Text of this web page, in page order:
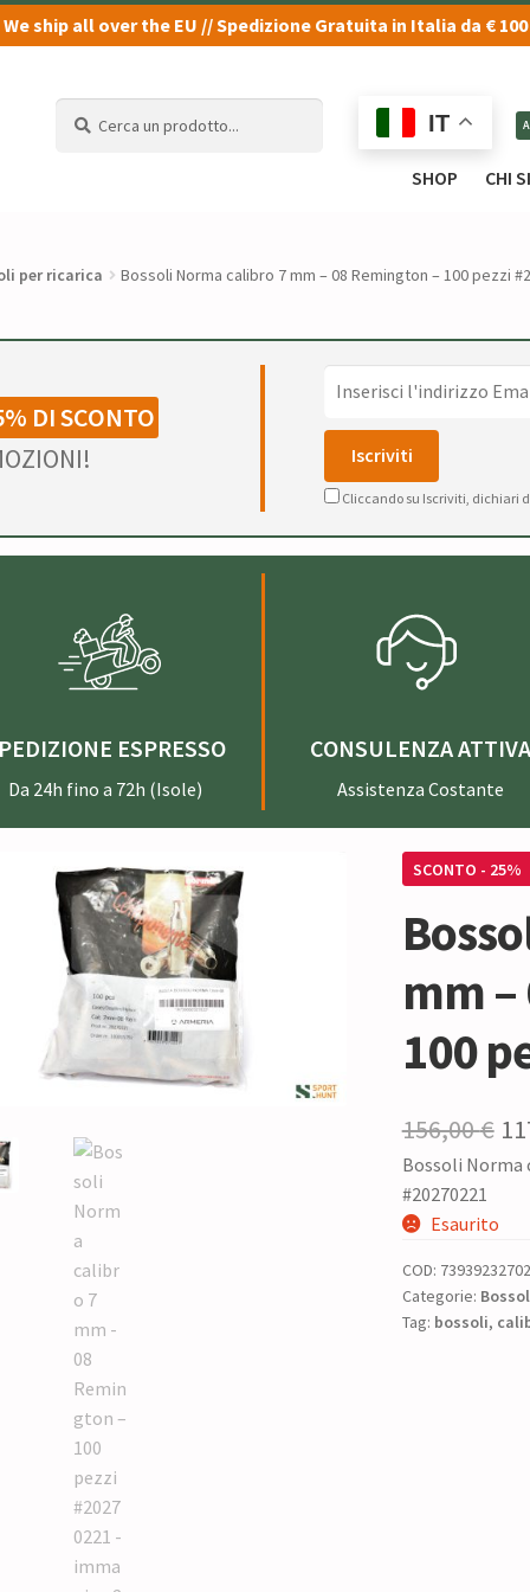
We ship all over the EU // Spedizione Gratuita in Italia da € 100
IT
SHOP CHI
per ricarica Bossoli Norma calibro 7 mm – 08 Remington – 100 pezzi
DI SCONTO
Cliccando su Iscriviti, dichiari
ESPRESSO
Da 24h fino a 72h (Isole)
CONSULENZA ATTIVA
Assistenza Costante
SCONTO - 25%
mm
100
156,00€ Il
Bossoli Norma
#20270221
Esaurito
COD:
Categorie:
Tag: bossoli,